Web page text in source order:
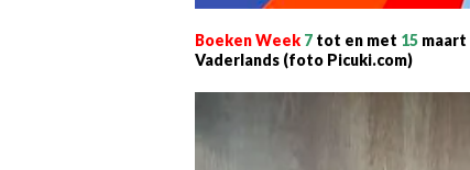
Boeken Week 7 tot en met 15 maart
Vaderlands (foto Picuki.com)